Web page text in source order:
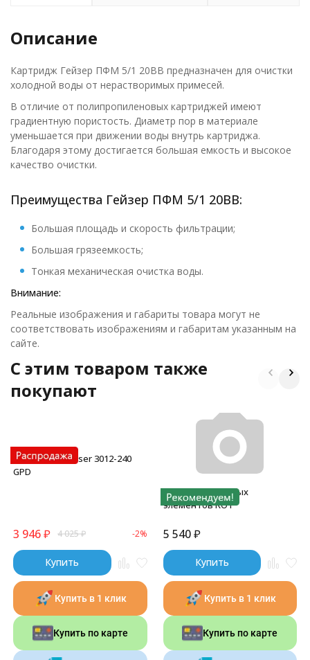
Описание
Картридж Гейзер ПФМ 5/1 20ВВ предназначен для очистки
холодной воды от нерастворимых примесей.
В отличие от полипропиленовых картриджей имеют
градиентную пористость. Диаметр пор в материале
уменьшается при движении воды внутрь картриджа.
Благодаря этому достигается большая емкость и высокое
качество очистки.
Преимущества Гейзер ПФМ 5/1 20ВВ:
Большая площадь и скорость фильтрации;
Большая грязеемкость;
Тонкая механическая очистка воды.
Внимание:
Реальные изображения и габариты товара могут не
соответствовать изображениям и габаритам указанным на
сайте.
C этим товаром также
покупают
Мембрана Geyser 3012-240
GPD
3 946₽ 4 025₽ -2%
Купить
Купить в 1 клик
Купить по карте
комплект сменных
элементов RO1
5 540 ₽
Купить
Купить в 1 клик
Купить по карте